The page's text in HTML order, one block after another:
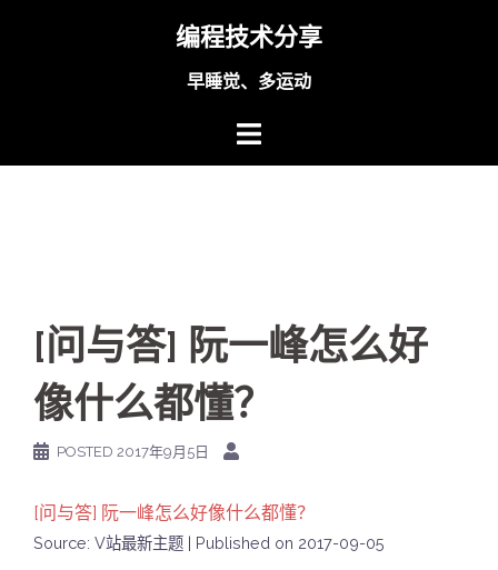
编程技术分享
早睡觉、多运动
[问与答] 阮一峰怎么好
像什么都懂？
POSTED 2017年9月5日
[问与答] 阮一峰怎么好像什么都懂？
Source: V站最新主题 Published on 2017-09-05